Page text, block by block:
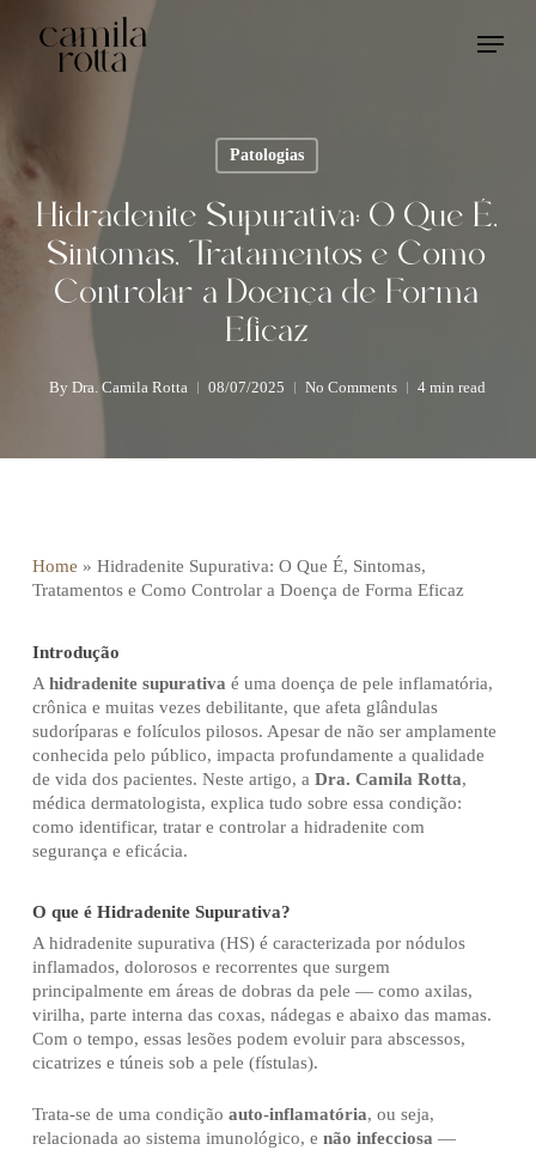
Menu
Patologias
Hidradenite Supurativa: O Que É,
Sintomas, Tratamentos e Como
Controlar a Doença de Forma
Eficaz
By Dra. Camila Rotta 08/07/2025 No Comments 4 min read
Home » Hidradenite Supurativa: O Que É, Sintomas,
Tratamentos e Como Controlar a Doença de Forma Eficaz
Introdução
A hidradenite supurativa é uma doença de pele inflamatória,
crônica e muitas vezes debilitante, que afeta glândulas
sudoríparas e folículos pilosos. Apesar de não ser amplamente
conhecida pelo público, impacta profundamente a qualidade
de vida dos pacientes. Neste artigo, a Dra. Camila Rotta,
médica dermatologista, explica tudo sobre essa condição:
como identificar, tratar e controlar a hidradenite com
segurança e eficácia.
O que é Hidradenite Supurativa?
A hidradenite supurativa (HS) é caracterizada por nódulos
inflamados, dolorosos e recorrentes que surgem
principalmente em áreas de dobras da pele — como axilas,
virilha, parte interna das coxas, nádegas e abaixo das mamas.
Com o tempo, essas lesões podem evoluir para abscessos,
cicatrizes e túneis sob a pele (fístulas).
Trata-se de uma condição auto-inflamatória, ou seja,
relacionada ao sistema imunológico, e não infecciosa —